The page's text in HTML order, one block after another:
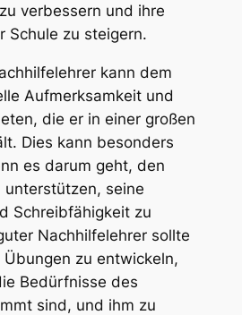
verbessern und ihre
Schule zu steigern.
kann dem
Aufmerksamkeit und
die er in einer großen
Dies kann besonders
es darum geht, den
unterstützen, seine
Schreibfähigkeit zu
Nachhilfelehrer sollte
zu entwickeln,
Bedürfnisse des
sind, und ihm zu